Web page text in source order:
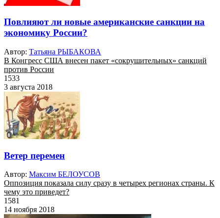
Повлияют ли новые американские санкции на
экономику России?
Автор: Татьяна РЫБАКОВА
В Конгресс США внесен пакет «сокрушительных» санкций
против России
1533
3 августа 2018
Ветер перемен
Автор: Максим БЕЛОУСОВ
Оппозиция показала силу сразу в четырех регионах страны. К
чему это приведет?
1581
14 ноября 2018